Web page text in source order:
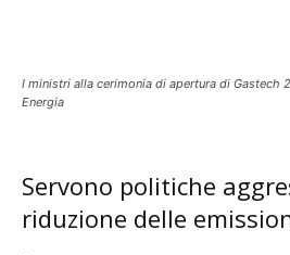
I ministri alla cerimonia di apertura di Gastech
Energia
Servono politiche
riduzione delle